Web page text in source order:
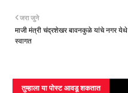
जरा जुने
माजी मंत्री चंद्रशेखर बावनकुळे यांचे नगर येथे
स्वागत
तुम्‍हाला या पोस्‍ट आवडू शकतात